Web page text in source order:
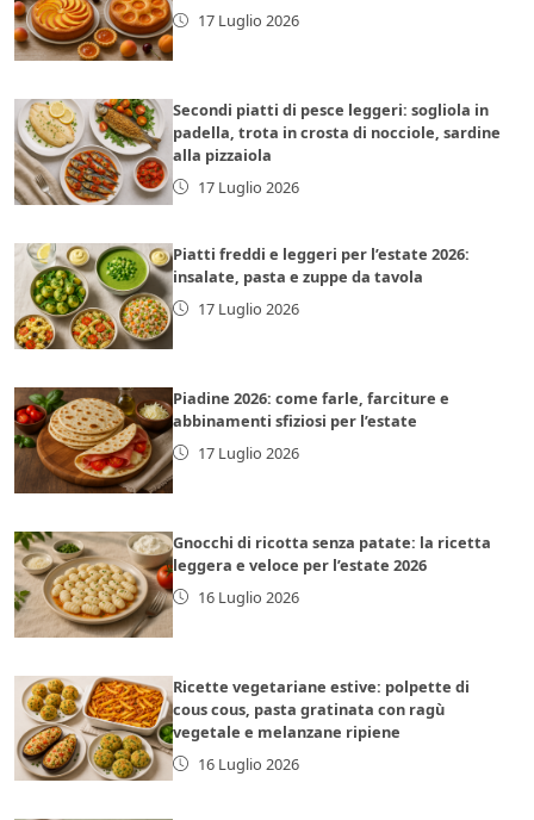
17 Luglio 2026
Secondi piatti di pesce leggeri: sogliola in
padella, trota in crosta di nocciole, sardine
alla pizzaiola
17 Luglio 2026
Piatti freddi e leggeri per l’estate 2026:
insalate, pasta e zuppe da tavola
17 Luglio 2026
Piadine 2026: come farle, farciture e
abbinamenti sfiziosi per l’estate
17 Luglio 2026
Gnocchi di ricotta senza patate: la ricetta
leggera e veloce per l’estate 2026
16 Luglio 2026
Ricette vegetariane estive: polpette di
cous cous, pasta gratinata con ragù
vegetale e melanzane ripiene
16 Luglio 2026